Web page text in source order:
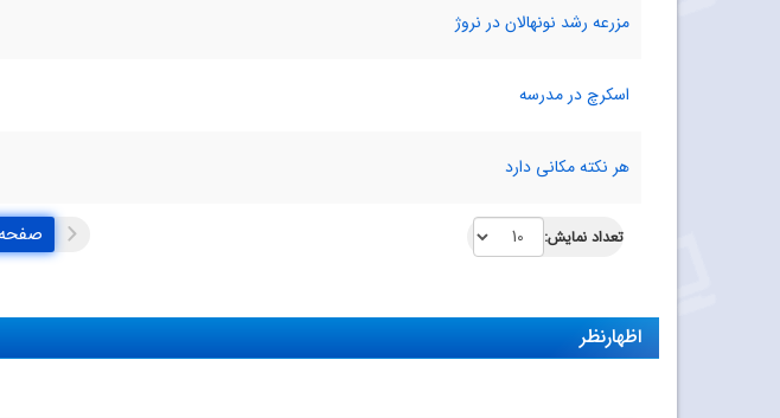
مزرعه رشد نونهالان در نروژ
اسکرچ در مدرسه
هر نکته مکانی دارد
تعداد نمایش: صفحه ۱
اظهارنظر